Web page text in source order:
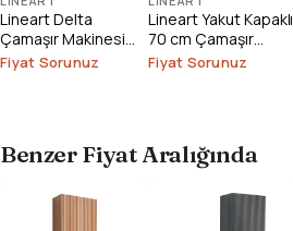
Lineart Delta
Çamaşır Makinesi
Dolabı
Fiyat Sorunuz
Lineart Yakut Kapaklı
70 cm Çamaşır
Makinesi Dolabı
Fiyat Sorunuz
Benzer Fiyat Aralığında